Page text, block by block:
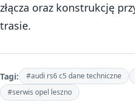
złącza oraz konstrukcję
trasie.
Tagi: #audi rs6 c5 dane techniczne
#serwis opel leszno